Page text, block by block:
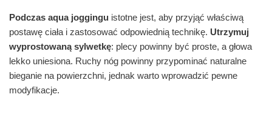
Podczas aqua joggingu istotne jest, aby przyjąć właściwą
postawę ciała i zastosować odpowiednią technikę. Utrzymuj
wyprostowaną sylwetkę: plecy powinny być proste, a głowa
lekko uniesiona. Ruchy nóg powinny przypominać naturalne
bieganie na powierzchni, jednak warto wprowadzić pewne
modyfikacje.